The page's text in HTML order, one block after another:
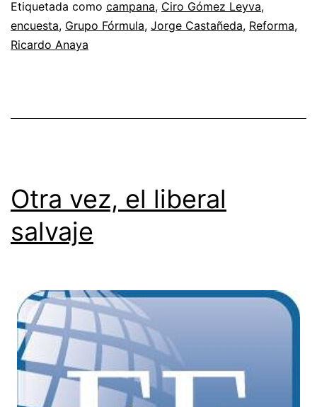
Etiquetada como campana, Ciro Gómez Leyva,
encuesta, Grupo Fórmula, Jorge Castañeda, Reforma,
Ricardo Anaya
Otra vez, el liberal
salvaje